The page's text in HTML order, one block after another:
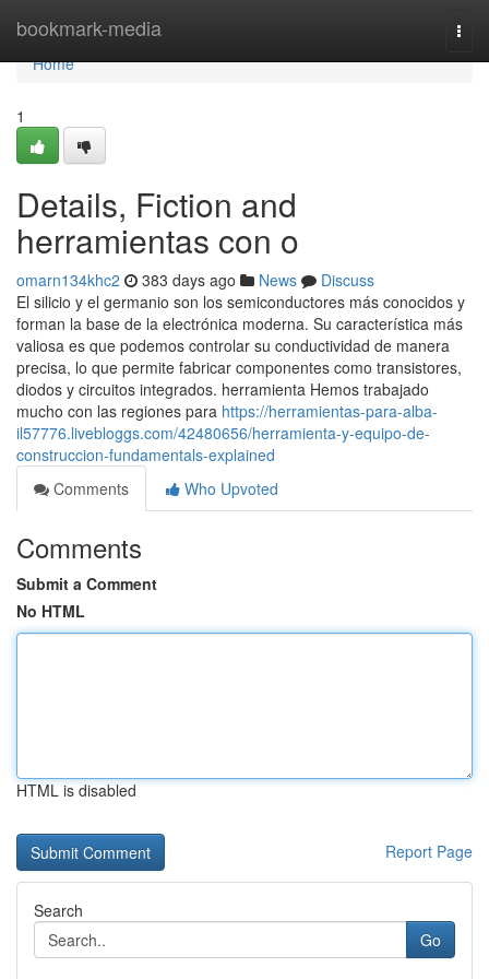
bookmark-media
Home
Home
1
Details, Fiction and
herramientas con o
omarn134khc2 383 days ago News
Discuss
El silicio y el germanio son los semiconductores más conocidos y
forman la base de la electrónica moderna. Su característica más
valiosa es que podemos controlar su conductividad de manera
precisa, lo que permite fabricar componentes como transistores,
diodos y circuitos integrados. herramienta Hemos trabajado
mucho con las regiones para https://herramientas-para-alba-
il57776.livebloggs.com/42480656/herramienta-y-equipo-de-
construccion-fundamentals-explained
Comments
Who Upvoted
Comments
Submit a Comment
No HTML
HTML is disabled
Report Page
Search
Go